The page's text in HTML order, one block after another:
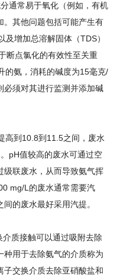
通常易于氧化（例如，有机
。其他问题包括可能产生有
增加总溶解固体（TDS）
断点氯化的有效性至关重
的氨，消耗的碱度为15毫克/
必须对其进行监测并添加碱
高到10.8到11.5之间，废水
pH值较高的废水可通过空
级联废水，从而导致氨气挥
mg/L的废水通常需要汽
的废水最好采用汽提。
质接触可以通过吸附去除
种用于去除氨气的介质称为
子交换介质去除亚硝酸盐和